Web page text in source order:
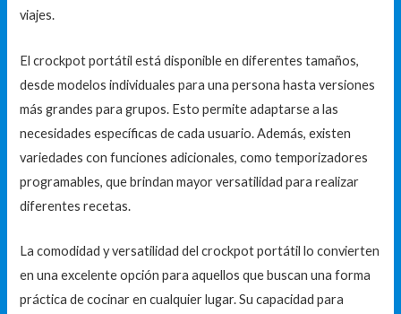
viajes.
El crockpot portátil está disponible en diferentes tamaños,
desde modelos individuales para una persona hasta versiones
más grandes para grupos. Esto permite adaptarse a las
necesidades específicas de cada usuario. Además, existen
variedades con funciones adicionales, como temporizadores
programables, que brindan mayor versatilidad para realizar
diferentes recetas.
La comodidad y versatilidad del crockpot portátil lo convierten
en una excelente opción para aquellos que buscan una forma
práctica de cocinar en cualquier lugar. Su capacidad para